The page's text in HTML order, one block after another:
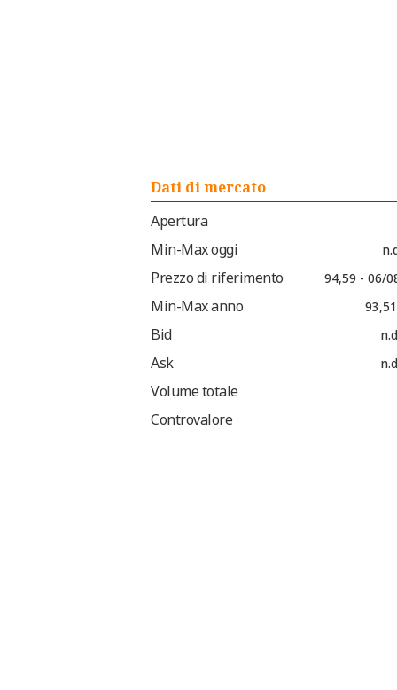
Dati di mercato
Apertura
Min-Max oggi
Prezzo di riferimento 94,59 - 06/
Min-Max anno
Bid
Ask
Volume totale
Controvalore